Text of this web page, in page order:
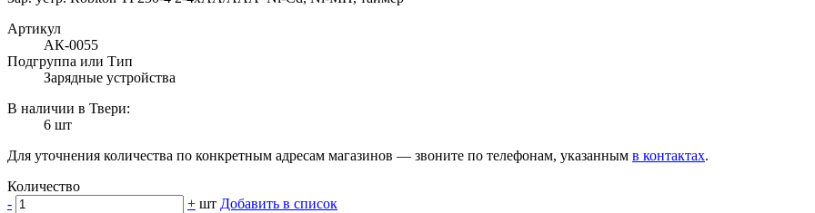
Артикул
АК-0055
Подгруппа или Тип
Зарядные устройства
В наличии в Твери:
6 шт
Для уточнения количества по конкретным адресам магазинов — звоните по телефонам, указанным в контактах.
Количество
-
+ шт Добавить в список